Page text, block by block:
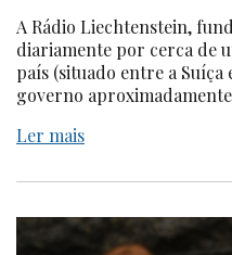
A Rádio Liechtenstein,
diariamente por cerca de
país (situado entre a Suíça
governo aproximadamente
Ler mais